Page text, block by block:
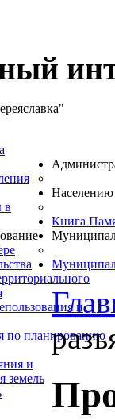
в
и
по планированию
и
земель
Населению
Книга